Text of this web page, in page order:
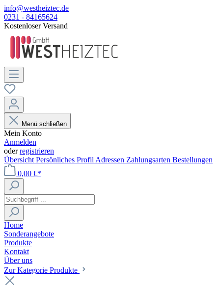
info@westheiztec.de
0231 - 84165624
Kostenloser Versand
Menü schließen
Mein Konto
Anmelden
oderregistrieren
Übersicht Persönliches Profil Adressen Zahlungsarten Bestellungen
0,00 €*
Home
Sonderangebote
Produkte
Kontakt
Über uns
Zur Kategorie Produkte